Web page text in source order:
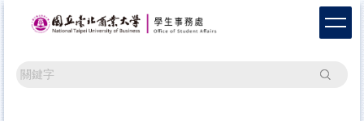
搜尋